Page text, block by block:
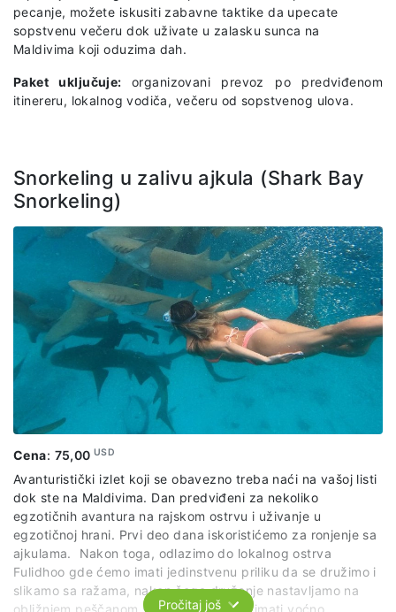
pecanje, možete iskusiti zabavne taktike da upecate
sopstvenu večeru dok uživate u zalasku sunca na
Maldivima koji oduzima dah.
Paket uključuje: organizovani prevoz po predviđenom
itinereru, lokalnog vodiča, večeru od sopstvenog ulova.
Snorkeling u zalivu ajkula (Shark Bay
Snorkeling)
Cena: 75,00USD
Avanturistički izlet koji se obavezno treba naći na vašoj listi
dok ste na Maldivima. Dan predviđeni za nekoliko
egzotičnih avantura na rajskom ostrvu i uživanje u
egzotičnoj hrani. Prvi deo dana iskoristićemo za ronjenje sa
ajkulama. Nakon toga, odlazimo do lokalnog ostrva
Fulidhoo gde ćemo imati jedinstvenu priliku da se družimo i
slikamo sa ražama, nakon čega druženje nastavljamo na
obližnjem peščanom sprudu gde ćemo imati voćno
Pročitaj još